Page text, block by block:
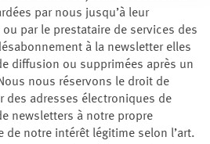
par nous jusqu’à leur
par le prestataire de services des
à la newsletter elles
diffusion ou supprimées après un
nous réservons le droit de
des adresses électroniques de
newsletters à notre propre
de notre intérêt légitime selon l’art.